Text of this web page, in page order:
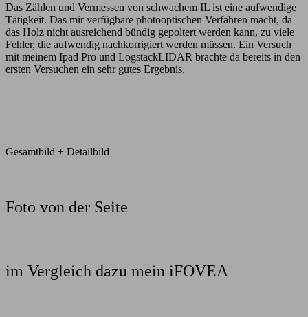
Das Zählen und Vermessen von schwachem IL ist eine aufwendige
Tätigkeit. Das mir verfügbare photooptischen Verfahren macht, da
das Holz nicht ausreichend bündig gepoltert werden kann, zu viele
Fehler, die aufwendig nachkorrigiert werden müssen. Ein Versuch
mit meinem Ipad Pro und LogstackLIDAR brachte da bereits in den
ersten Versuchen ein sehr gutes Ergebnis.
Gesamtbild + Detailbild
Foto von der Seite
im Vergleich dazu mein iFOVEA